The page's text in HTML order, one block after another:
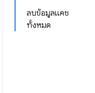
ลบข้อมูลแคช
ทั้งหมด